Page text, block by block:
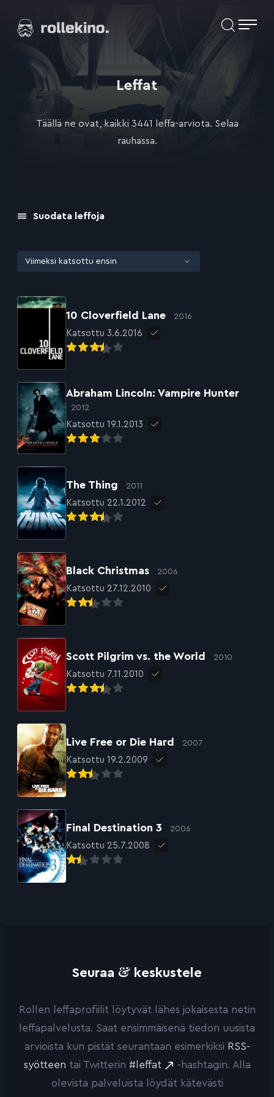
suoraan
Elokuvat ja elokuva-arviot | Rollekino.fi
lopputekstien
jälkeen.
Leffat
Täällä ne ovat, kaikki 3441 leffa-arviota. Selaa
rauhassa.
Suodata leffoja
10 Cloverfield Lane 2016
Katsottu 3.6.2016
Abraham Lincoln: Vampire Hunter
2012
Katsottu 19.1.2013
The Thing 2011
Katsottu 22.1.2012
Black Christmas 2006
Katsottu 27.12.2010
Scott Pilgrim vs. the World 2010
Katsottu 7.11.2010
Live Free or Die Hard 2007
Katsottu 19.2.2009
Final Destination 3 2006
Katsottu 25.7.2008
Seuraa & keskustele
Rollen leffaprofiilit löytyvät lähes jokaisesta netin
leffapalvelusta. Saat ensimmäisenä tiedon uusista
arvioista kun pistät seurantaan esimerkiksi RSS-
syötteen tai Twitterin #leffat
-hashtagin. Alla
olevista palveluista löydät kätevästi